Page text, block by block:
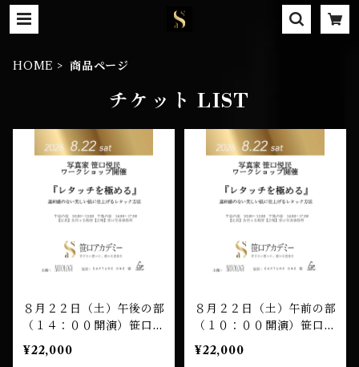
HOME 商品ページ
チケット LIST
８月２２日（土）午後の部
（１４：００開演）笹口悦
民 ワークショップ 受講
チケット
¥22,000
８月２２日（土）午前の部
（１０：００開演）笹口悦
民 ワークショップ 受講
チケット
¥22,000